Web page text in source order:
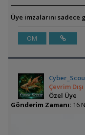
Üye imzalarını
ÖM
Çevrim Dışı
Özel Üye
Gönderim Zamanı: 16